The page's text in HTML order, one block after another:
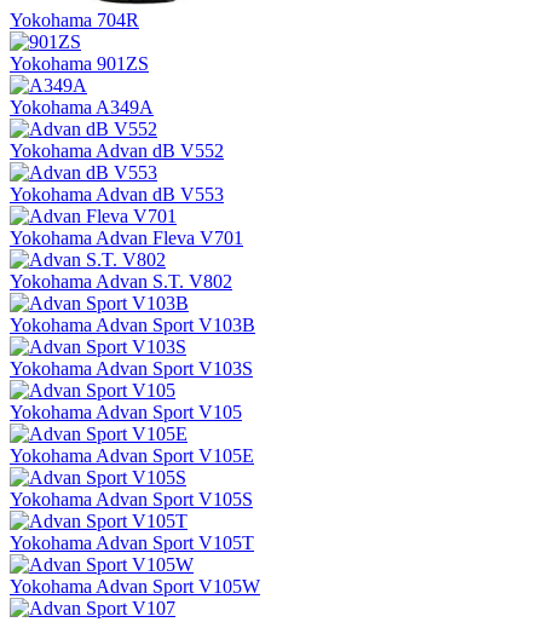
Yokohama 704R
Yokohama 901ZS
Yokohama A349A
Yokohama Advan dB V552
Yokohama Advan dB V553
Yokohama Advan Fleva V701
Yokohama Advan S.T. V802
Yokohama Advan Sport V103B
Yokohama Advan Sport V103S
Yokohama Advan Sport V105
Yokohama Advan Sport V105E
Yokohama Advan Sport V105S
Yokohama Advan Sport V105T
Yokohama Advan Sport V105W